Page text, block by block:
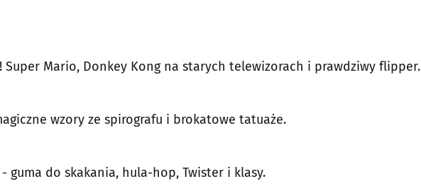
Mario, Donkey Kong na starych telewizorach i prawdziwy flipper.
wzory ze spirografu i brokatowe tatuaże.
guma do skakania, hula-hop, Twister i klasy.